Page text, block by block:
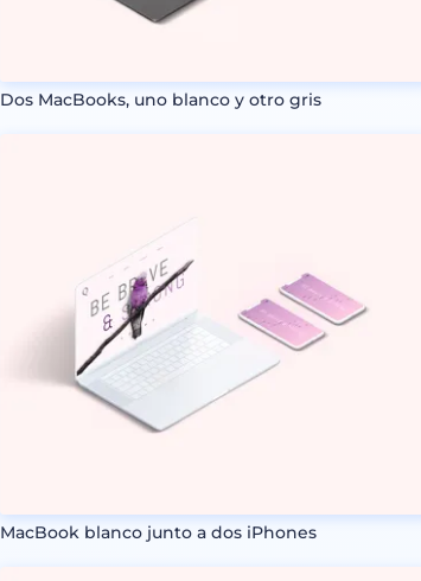
Dos MacBooks, uno blanco y otro gris
MacBook blanco junto a dos iPhones